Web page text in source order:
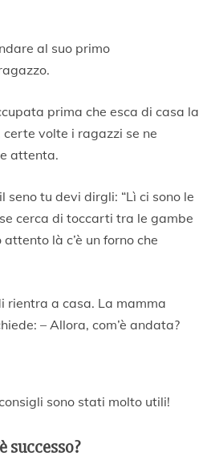
al suo primo
prima che esca di casa la
certe volte i ragazzi se ne
attenta.
seno tu devi dirgli: “Lì ci sono le
cerca di toccarti tra le gambe
là c’è un forno che
rientra a casa. La mamma
– Allora, com’è andata?
sono stati molto utili!
successo?